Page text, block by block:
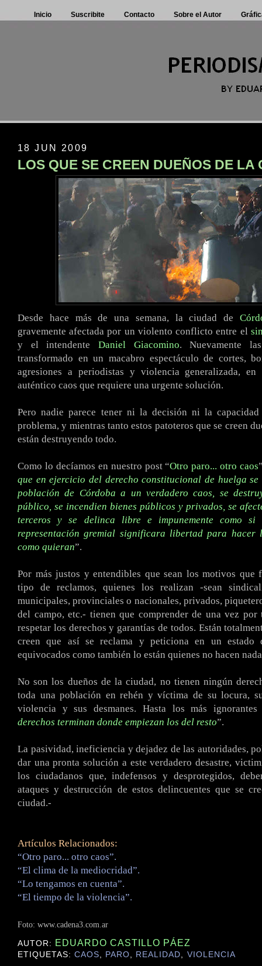
Inicio Suscribite Contacto Sobre el Autor
18 JUN 2009
LOS QUE SE CREEN DUEÑOS DE LA
Desde hace más de una semana, la ciudad de
gravemente afectada por un violento conflicto entre el
y el intendente Daniel Giacomino. Nuevamente
transformado en un macabro espectáculo de cortes,
agresiones a periodistas y violencia generalizada,
auténtico caos que requiere una urgente solución.
Pero nadie parece tener ni la decisión ni la
problema, y mientras tanto estos patoteros que se creen
están destruyendo todo.
Como lo decíamos en nuestro post “Otro paro... otro caos
que en ejercicio del derecho constitucional de huelga
población de Córdoba a un verdadero caos, se
público, se incendien bienes públicos y privados, se
terceros y se delinca libre e impunemente como
representación gremial significara libertad para hacer
como quieran”.
Por más justos y entendibles que sean los motivos que
tipo de reclamos, quienes los realizan -sean
municipales, provinciales o nacionales, privados,
del campo, etc.- tienen que comprender de una vez por
respetar los derechos y garantías de todos. Están
creen que así se reclama y peticiona en un estado
equivocados como también lo están quienes no hacen
No son los dueños de la ciudad, no tienen ningún
toda una población en rehén y víctima de su locura,
violencia y sus desmanes. Hasta los más
derechos terminan donde empiezan los del resto”.
La pasividad, ineficiencia y dejadez de las autoridades,
dar una pronta solución a este verdadero desastre,
los ciudadanos que, indefensos y desprotegidos,
ataques y destrucción de estos delincuentes que se
ciudad.-
Artículos Relacionados:
“Otro paro... otro caos”.
“El clima de la mediocridad”.
“Lo tengamos en cuenta”.
“El tiempo de la violencia”.
Foto: www.cadena3.com.ar
AUTOR: EDUARDO CASTILLO PÁEZ
ETIQUETAS:CAOS, PARO, REALIDAD, VIOLENCIA